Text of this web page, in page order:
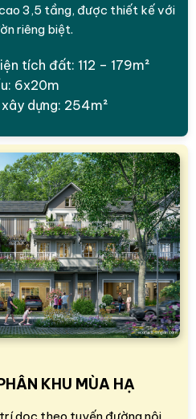
3,5 tầng, được thiết kế với
riêng biệt.
tích đất: 112 – 179m²
6x20m
dựng: 254m²
KHU MÙA HẠ